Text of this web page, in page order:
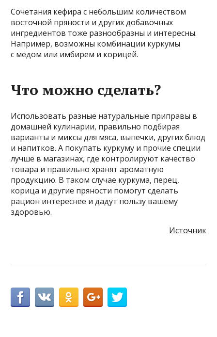
Сочетания кефира с небольшим количеством
восточной пряности и других добавочных
ингредиентов тоже разнообразны и интересны.
Например, возможны комбинации куркумы
с медом или имбирем и корицей.
Что можно сделать?
Использовать разные натуральные приправы в
домашней кулинарии, правильно подбирая
варианты и миксы для мяса, выпечки, других блюд
и напитков. А покупать куркуму и прочие специи
лучше в магазинах, где контролируют качество
товара и правильно хранят ароматную
продукцию. В таком случае куркума, перец,
корица и другие пряности помогут сделать
рацион интереснее и дадут пользу вашему
здоровью.
Источник